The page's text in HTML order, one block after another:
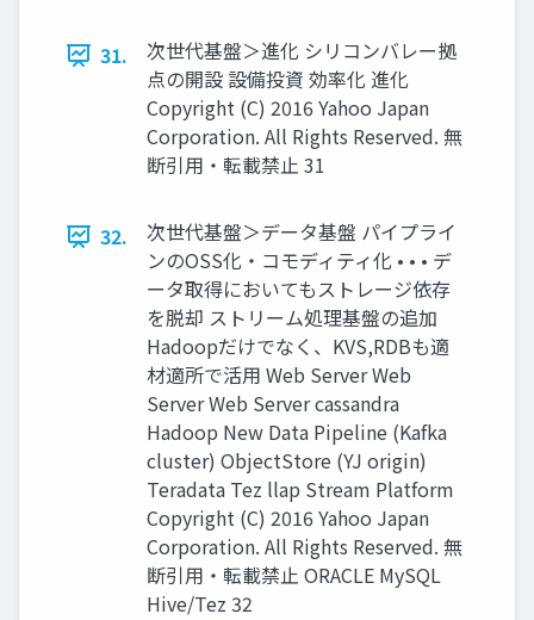
31.
次世代基盤＞進化 シリコンバレー拠
点の開設 設備投資 効率化 進化
Copyright (C) 2016 Yahoo Japan
Corporation. All Rights Reserved. 無
断引用・転載禁止 31
32.
次世代基盤＞データ基盤 パイプライ
ンのOSS化・コモディティ化 • • • デ
ータ取得においてもストレージ依存
を脱却 ストリーム処理基盤の追加
Hadoopだけでなく、KVS,RDBも適
材適所で活用 Web Server Web
Server Web Server cassandra
Hadoop New Data Pipeline (Kafka
cluster) ObjectStore (YJ origin)
Teradata Tez llap Stream Platform
Copyright (C) 2016 Yahoo Japan
Corporation. All Rights Reserved. 無
断引用・転載禁止 ORACLE MySQL
Hive/Tez 32